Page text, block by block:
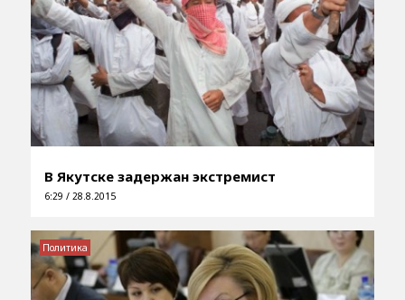
В Якутске задержан экстремист
6:29 / 28.8.2015
Политика